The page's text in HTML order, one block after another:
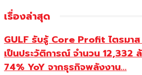
เรื่องล่าสุด
GULF รับรู้ Core Profit ไตรม
เป็นประวัติการณ์ จำนวน 12,332
74% YoY จากธุรกิจพลังงาน...